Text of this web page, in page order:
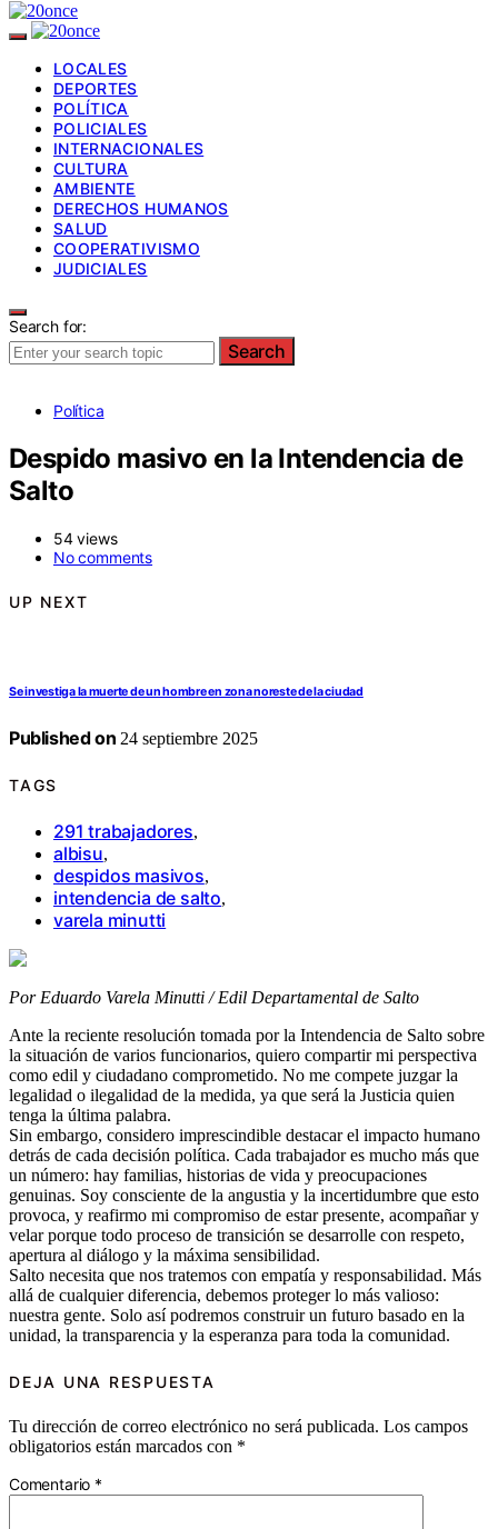
LOCALES
DEPORTES
POLÍTICA
POLICIALES
INTERNACIONALES
CULTURA
AMBIENTE
DERECHOS HUMANOS
SALUD
COOPERATIVISMO
JUDICIALES
Search for:
Search
Política
Despido masivo en la Intendencia de
Salto
54 views
No comments
UP NEXT
Se investiga la muerte de un hombre en zona noreste de la ciudad
Published on 24 septiembre 2025
TAGS
291 trabajadores,
albisu,
despidos masivos,
intendencia de salto,
varela minutti
Por Eduardo Varela Minutti / Edil Departamental de Salto
Ante la reciente resolución tomada por la Intendencia de Salto sobre
la situación de varios funcionarios, quiero compartir mi perspectiva
como edil y ciudadano comprometido. No me compete juzgar la
legalidad o ilegalidad de la medida, ya que será la Justicia quien
tenga la última palabra.
Sin embargo, considero imprescindible destacar el impacto humano
detrás de cada decisión política. Cada trabajador es mucho más que
un número: hay familias, historias de vida y preocupaciones
genuinas. Soy consciente de la angustia y la incertidumbre que esto
provoca, y reafirmo mi compromiso de estar presente, acompañar y
velar porque todo proceso de transición se desarrolle con respeto,
apertura al diálogo y la máxima sensibilidad.
Salto necesita que nos tratemos con empatía y responsabilidad. Más
allá de cualquier diferencia, debemos proteger lo más valioso:
nuestra gente. Solo así podremos construir un futuro basado en la
unidad, la transparencia y la esperanza para toda la comunidad.
DEJA UNA RESPUESTA
Tu dirección de correo electrónico no será publicada. Los campos
obligatorios están marcados con *
Comentario *